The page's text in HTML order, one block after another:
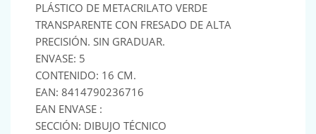
PLÁSTICO DE METACRILATO VERDE
TRANSPARENTE CON FRESADO DE ALTA
PRECISIÓN. SIN GRADUAR.
ENVASE: 5
CONTENIDO: 16 CM.
EAN: 8414790236716
EAN ENVASE :
SECCIÓN: DIBUJO TÉCNICO